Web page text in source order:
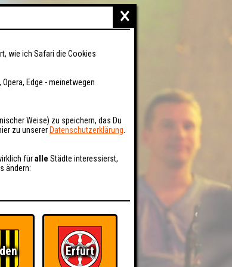
×
wie ich Safari die Cookies
Edge - meinetwegen
Weise) zu speichern, das Du
zu unserer Datenschutzerklärung
füralle Städte interessierst,
ändern:
Erfurt